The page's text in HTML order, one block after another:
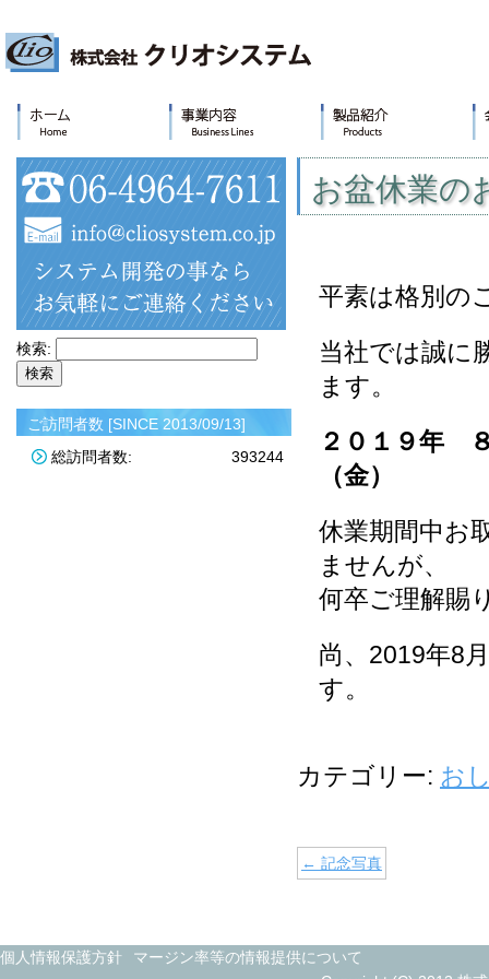
検索:
ご訪問者数 [SINCE 2013/09/13]
393244
総訪問者数:
お盆休業の
平素は格別の
当社では誠に
ます。
２０１９年
（金）
休業期間中お
ませんが、
何卒ご理解賜
尚、2019年8
す。
カテゴリー: お
← 記念写真
個人情報保護方針
マージン率等の情報提供について